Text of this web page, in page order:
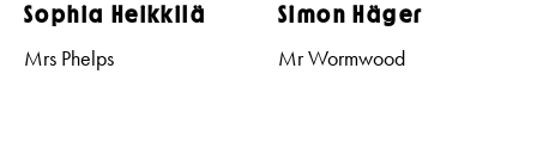
Sophia Heikkilä
Mrs Phelps
Simon Häger
Mr Wormwood